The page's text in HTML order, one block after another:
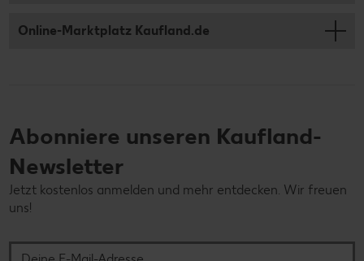
Online-Marktplatz Kaufland.de
Abonniere unseren Kaufland-
Newsletter
Jetzt kostenlos anmelden und mehr entdecken. Wir freuen
uns!